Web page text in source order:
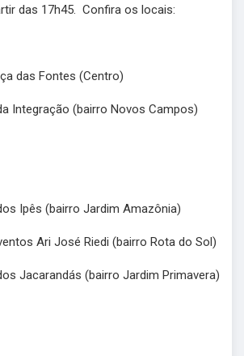
das 17h45. Confira os locais:
das Fontes (Centro)
Integração (bairro Novos Campos)
Ipês (bairro Jardim Amazônia)
Ari José Riedi (bairro Rota do Sol)
Jacarandás (bairro Jardim Primavera)